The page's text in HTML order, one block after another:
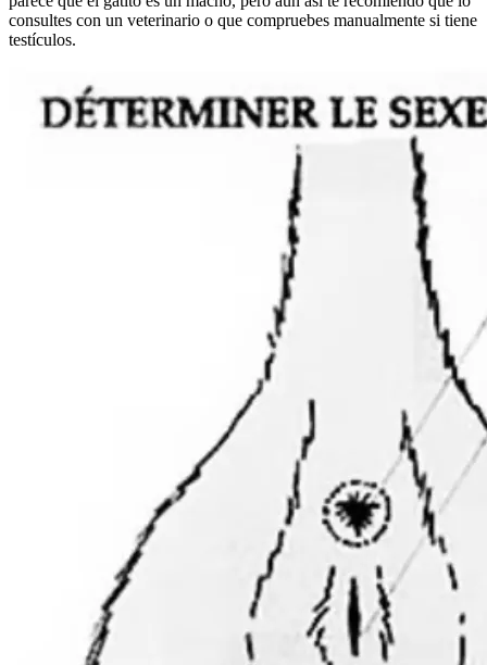
consultes con un veterinario o que compruebes manualmente si tiene
testículos.